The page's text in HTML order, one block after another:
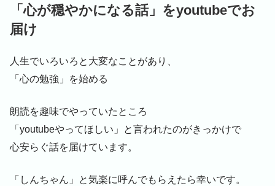
「心が穏やかになる話」をyoutubeでお
届け
人生でいろいろと大変なことがあり、
「心の勉強」を始める
朗読を趣味でやっていたところ
「youtubeやってほしい」と言われたのがきっかけで
心安らぐ話を届けています。
「しんちゃん」と気楽に呼んでもらえたら幸いです。